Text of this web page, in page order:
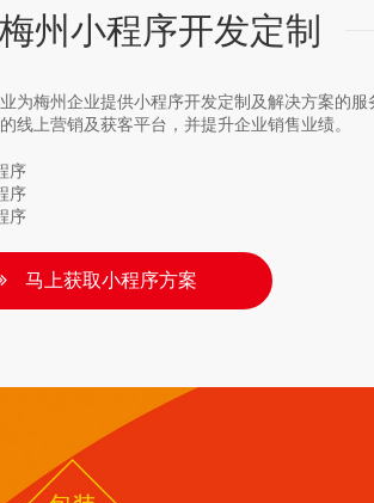
州小程序开发定制
为梅州企业提供小程序开发定制及解决方案的
线上营销及获客平台，并提升企业销售业绩。
序
序
序
马上获取小程序方案